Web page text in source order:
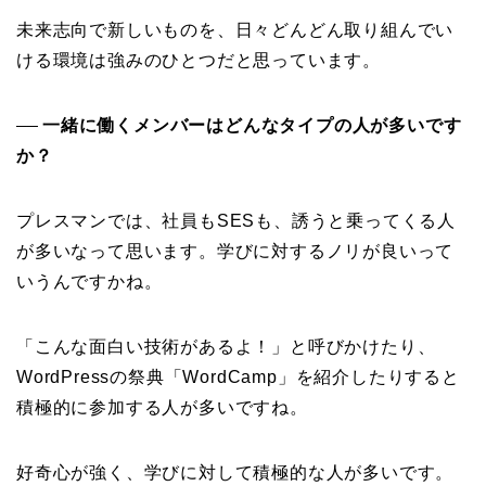
未来志向で新しいものを、日々どんどん取り組んでい
ける環境は強みのひとつだと思っています。
── 一緒に働くメンバーはどんなタイプの人が多いです
か？
プレスマンでは、社員もSESも、誘うと乗ってくる人
が多いなって思います。学びに対するノリが良いって
いうんですかね。
「こんな面白い技術があるよ！」と呼びかけたり、
WordPressの祭典「WordCamp」を紹介したりすると
積極的に参加する人が多いですね。
好奇心が強く、学びに対して積極的な人が多いです。